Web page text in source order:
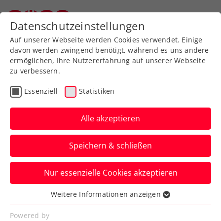
Zurück zur Newsübersicht
ATP
ITF Székesfehérvár: Kraus
holt größten
internationalen
Damentitel
Österreichs Nummer eins entscheidet
das ITF-W75-Turnier in Ungarn im Finale
in drei Sätzen für sich.
Datenschutzeinstellungen
Auf unserer Webseite werden Cookies verwendet. Einige
davon werden zwingend benötigt, während es uns andere
ermöglichen, Ihre Nutzererfahrung auf unserer Webseite
zu verbessern.
Essenziell Statistiken
Alle akzeptieren
Speichern & schließen
Nur essenzielle Cookies akzeptieren
Essenziell
Essenzielle Cookies werden für grundlegende
Weitere Informationen anzeigen
Powered by